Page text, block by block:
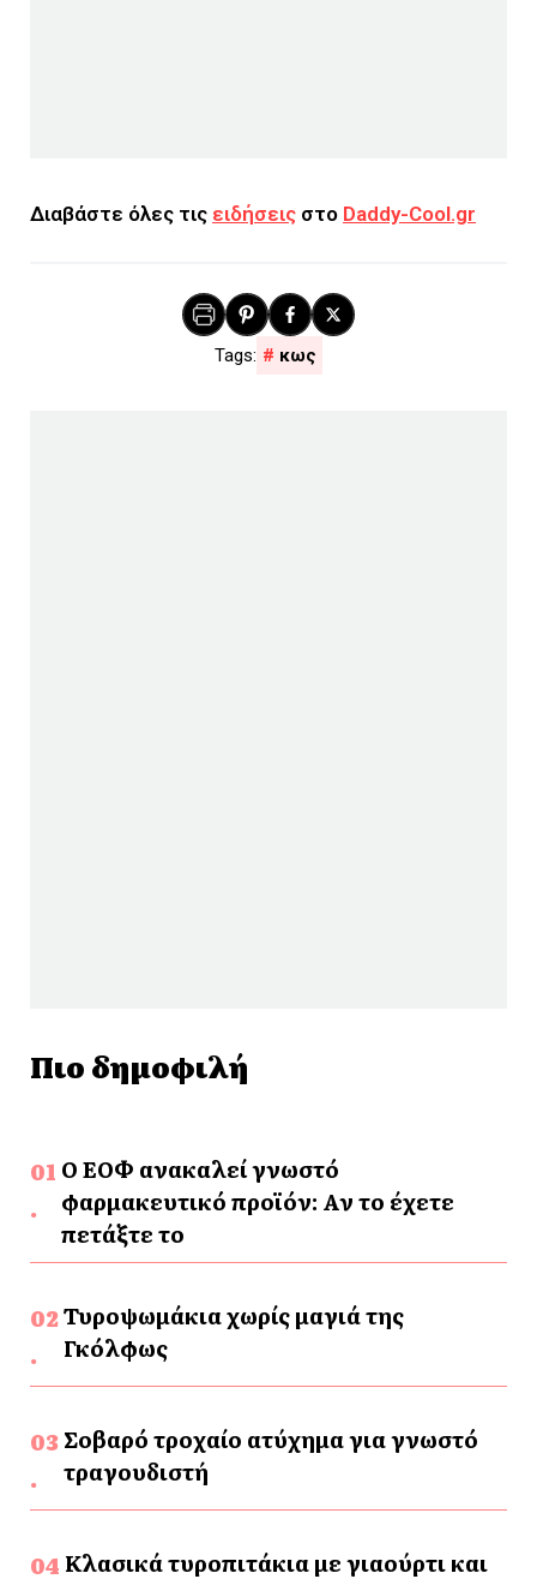
Διαβάστε όλες τις ειδήσεις στο Daddy-Cool.gr
κως
Πιο δημοφιλή
Ο ΕΟΦ ανακαλεί γνωστό
φαρμακευτικό προϊόν: Αν το έχετε
πετάξτε το
Τυροψωμάκια χωρίς μαγιά της
Γκόλφως
Σοβαρό τροχαίο ατύχημα για γνωστό
τραγουδιστή
Κλασικά τυροπιτάκια με γιαούρτι και